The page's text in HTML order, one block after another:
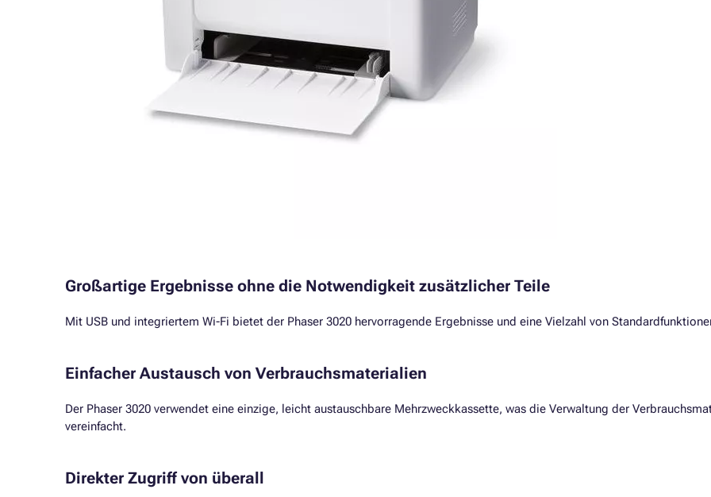
Großartige Ergebnisse ohne die Notwendigkeit zusätzlicher Teile
Mit USB und integriertem Wi-Fi bietet der Phaser 3020 hervorragende Ergebnisse und eine Vielzahl von
Einfacher Austausch von Verbrauchsmaterialien
Der Phaser 3020 verwendet eine einzige, leicht austauschbare Mehrzweckkassette, was die Verwaltung der
vereinfacht.
Direkter Zugriff von überall